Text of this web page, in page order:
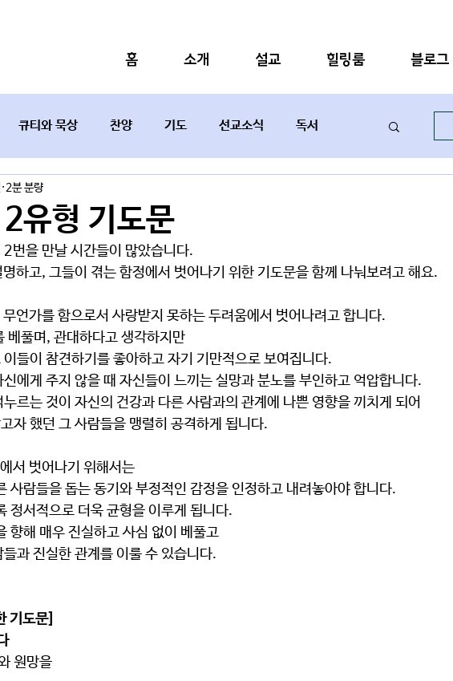
홈 소개 설교 힐링룸 블로그
큐티와 묵상 찬양 기도 선교소식 독서
설교요약
유형 기도문
2분 분량
번을 만날 시간들이 많았습니다.
하고, 그들이 겪는 함정에서 벗어나기 위한 기도문을 함께 나눠보려고 해요.
언가를 함으로서 사랑받지 못하는 두려움에서 벗어나려고 합니다.
베풀며, 관대하다고 생각하지만
들이 참견하기를 좋아하고 자기 기만적으로 보여집니다.
에게 주지 않을 때 자신들이 느끼는 실망과 분노를 부인하고 억압합니다.
르는 것이 자신의 건강과 다른 사람과의 관계에 나쁜 영향을 끼치게 되어
자 했던 그 사람들을 맹렬히 공격하게 됩니다.
서 벗어나기 위해서는
사람들을 돕는 동기와 부정적인 감정을 인정하고 내려놓아야 합니다.
정서적으로 더욱 균형을 이루게 됩니다.
향해 매우 진실하고 사심 없이 베풀고
과 진실한 관계를 이룰 수 있습니다.
기도문]
와 원망을